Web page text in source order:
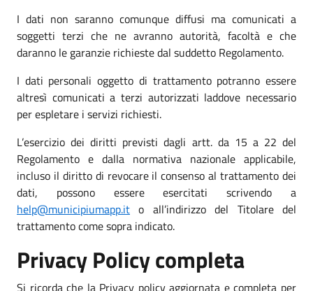
I dati non saranno comunque diffusi ma comunicati a
soggetti terzi che ne avranno autorità, facoltà e che
daranno le garanzie richieste dal suddetto Regolamento.
I dati personali oggetto di trattamento potranno essere
altresì comunicati a terzi autorizzati laddove necessario
per espletare i servizi richiesti.
L’esercizio dei diritti previsti dagli artt. da 15 a 22 del
Regolamento e dalla normativa nazionale applicabile,
incluso il diritto di revocare il consenso al trattamento dei
dati, possono essere esercitati scrivendo a
help@municipiumapp.it o all’indirizzo del Titolare del
trattamento come sopra indicato.
Privacy Policy completa
Si ricorda che la Privacy policy aggiornata e completa per